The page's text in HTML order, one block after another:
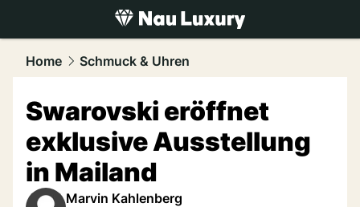
luxury.NAU.ch
Home Schmuck & Uhren
Swarovski eröffnet
exklusive Ausstellung
in Mailand
Marvin Kahlenberg